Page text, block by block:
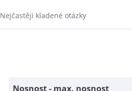
Nejčastěji kladené otázky
Nosnost - max. nosnost